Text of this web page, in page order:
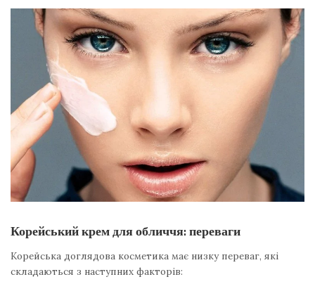
Корейський крем для обличчя: переваги
Корейська доглядова косметика має низку переваг, які
складаються з наступних факторів: